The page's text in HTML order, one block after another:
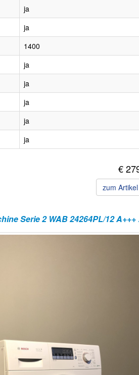
ja
ja
1400
ja
ja
ja
ja
ja
€
zum